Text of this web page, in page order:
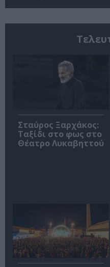
Σταύρος Ξαρχάκος:
Ταξίδι στο φως στο
Θέατρο Λυκαβηττού